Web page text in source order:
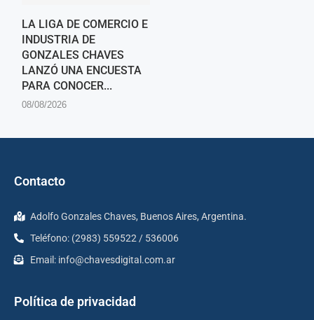
LA LIGA DE COMERCIO E
INDUSTRIA DE
GONZALES CHAVES
LANZÓ UNA ENCUESTA
PARA CONOCER...
08/08/2026
Contacto
Adolfo Gonzales Chaves, Buenos Aires, Argentina.
Teléfono: (2983) 559522 / 536006
Email: info@chavesdigital.com.ar
Política de privacidad